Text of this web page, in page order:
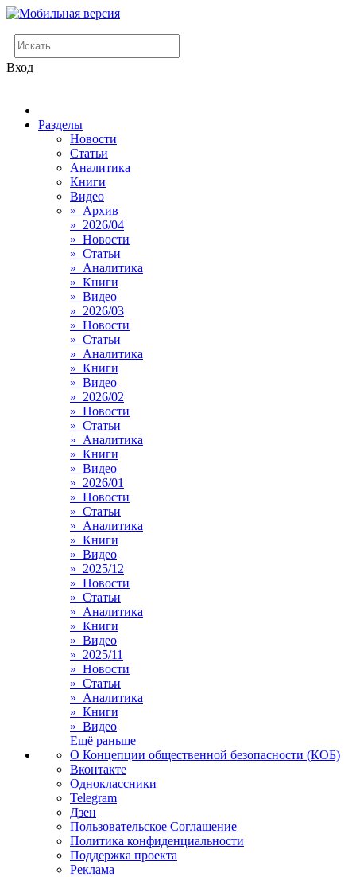
Вход
Разделы
Новости
Статьи
Аналитика
Книги
Видео
» Архив
» 2026/04
» Новости
» Статьи
» Аналитика
» Книги
» Видео
» 2026/03
» Новости
» Статьи
» Аналитика
» Книги
» Видео
» 2026/02
» Новости
» Статьи
» Аналитика
» Книги
» Видео
» 2026/01
» Новости
» Статьи
» Аналитика
» Книги
» Видео
» 2025/12
» Новости
» Статьи
» Аналитика
» Книги
» Видео
» 2025/11
» Новости
» Статьи
» Аналитика
» Книги
» Видео
Ещё раньше
О Концепции общественной безопасности (КОБ)
Вконтакте
Одноклассники
Telegram
Дзен
Пользовательское Соглашение
Политика конфиденциальности
Поддержка проекта
Реклама